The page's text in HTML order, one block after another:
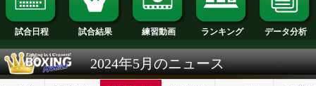
試合日程 試合結果 練習動画 ランキング